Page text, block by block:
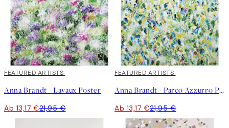
40%*
FEATURED ARTISTS
Anna Brandt - Lavaux Poster
Ab 13,17 €21,95 €
40%*
FEATURED ARTISTS
Anna Brandt - Parco Azzurro Poster
Ab 13,17 €21,95 €